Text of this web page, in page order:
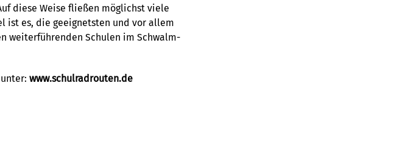
diese Weise fließen möglichst viele
ist es, die geeignetsten und vor allem
weiterführenden Schulen im Schwalm-
www.schulradrouten.de